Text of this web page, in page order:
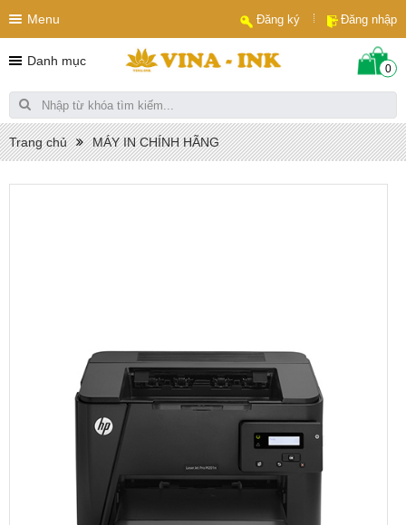
Menu Đăng ký Đăng nhập
Danh mục
0
Trang chủ MÁY IN CHÍNH HÃNG